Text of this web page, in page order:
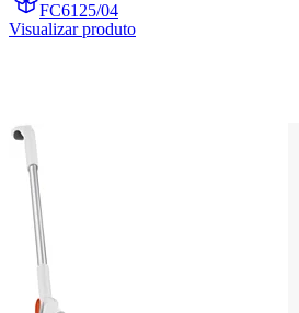
FC6125/04
Visualizar produto